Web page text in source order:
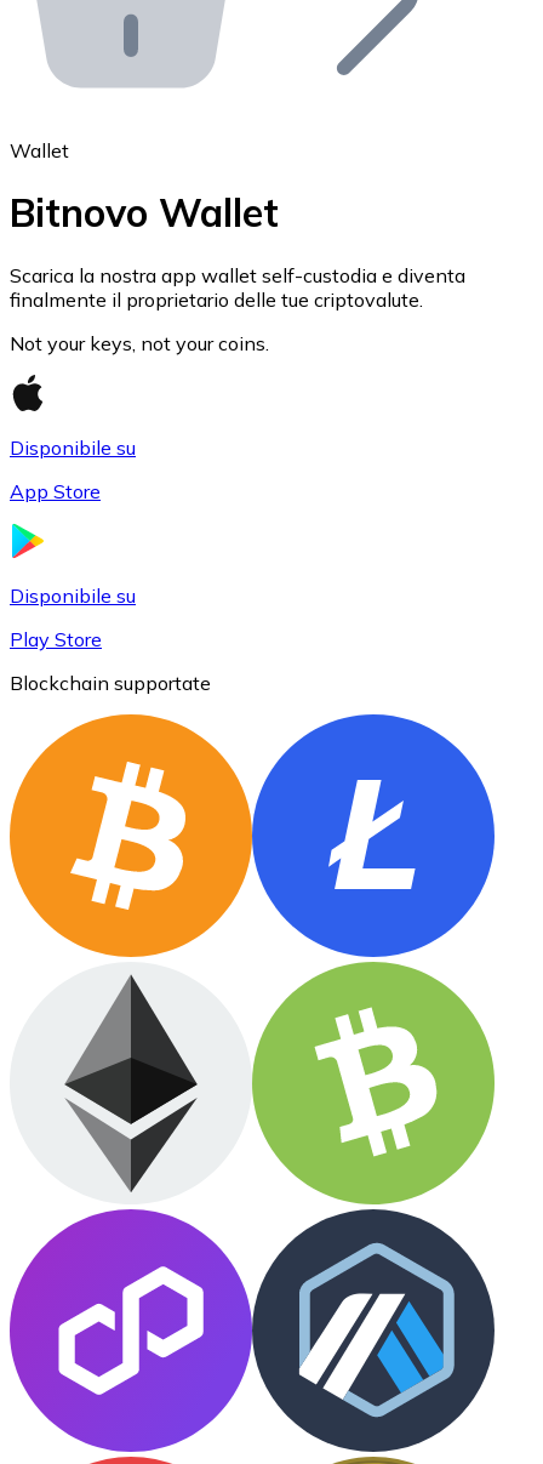
API Bitnovo
Integra la nostra API nel tuo ecosistema.
Unisciti alla nostra rete di rivenditori e
Aggiungi il token del tuo progetto al nostro servizio di
BTC
Ethereum
ETH
Wallet
Bitnovo Wallet
Scarica la nostra app wallet self-custodia e diventa
finalmente il proprietario delle tue criptovalute.
Not your keys, not your coins.
Disponibile su
App Store
Disponibile su
Play Store
Blockchain supportate